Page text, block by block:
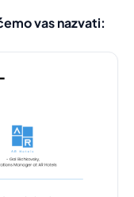
vas nazvati: